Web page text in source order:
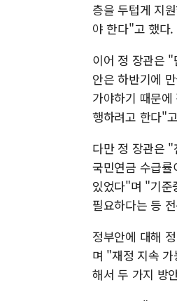
층을 두텁게 지
야 한다"고 했다.
이어 정 장관은
안은 하반기에
가야하기 때문
행하려고 한다"
다만 정 장관은
국민연금 수급
있었다"며 "기준
필요하다는 등
정부안에 대해
며 "재정 지속
해서 두 가지 방